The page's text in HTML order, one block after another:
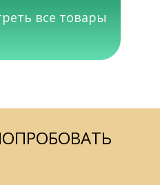
все товары